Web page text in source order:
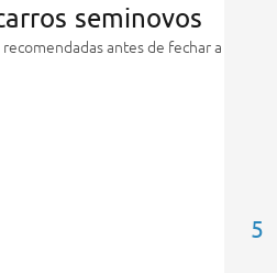
seminovos
antes de fechar a
5